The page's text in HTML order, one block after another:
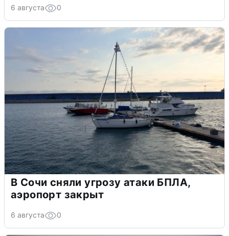
6 августа 0
В Сочи сняли угрозу атаки БПЛА,
аэропорт закрыт
6 августа 0